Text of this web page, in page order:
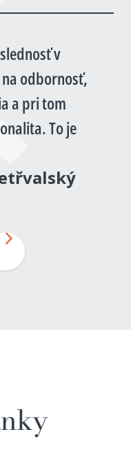
v
odbornosť,
a pri tom
To je
Nasledujúci